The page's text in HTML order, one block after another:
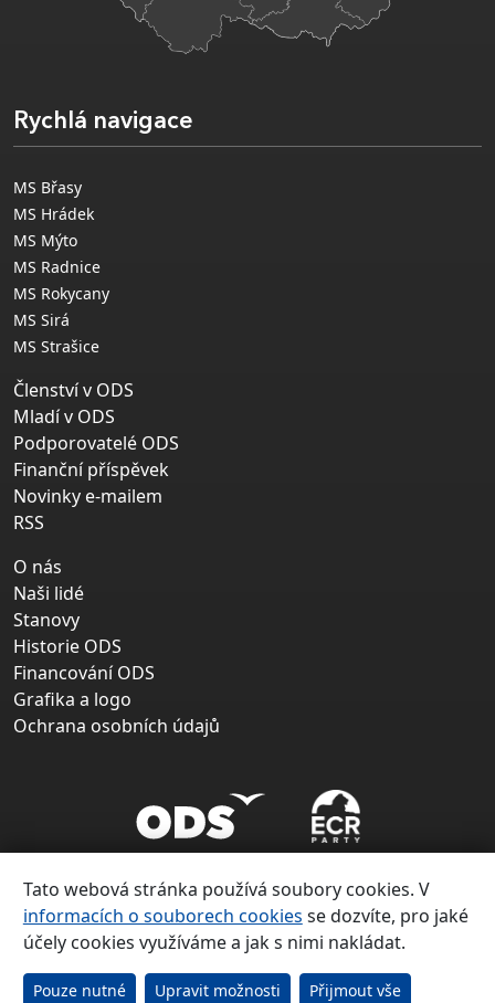
Rychlá navigace
MS Břasy
MS Hrádek
MS Mýto
MS Radnice
MS Rokycany
MS Sirá
MS Strašice
Členství v ODS
Mladí v ODS
Podporovatelé ODS
Finanční příspěvek
Novinky e-mailem
RSS
O nás
Naši lidé
Stanovy
Historie ODS
Financování ODS
Grafika a logo
Ochrana osobních údajů
Copyright ©
Občanská demokratická strana 1991 – 2026
Tato webová stránka používá soubory cookies. V
informacích o souborech cookies se dozvíte, pro jaké
účely cookies využíváme a jak s nimi nakládat.
Pouze nutné Upravit možnosti Přijmout vše